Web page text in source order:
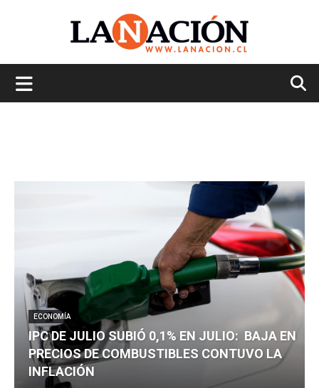
ECONOMÍA
IPC DE JULIO SUBIÓ 0,1% EN JULIO: BAJA EN
PRECIOS DE COMBUSTIBLES CONTUVO LA
INFLACIÓN